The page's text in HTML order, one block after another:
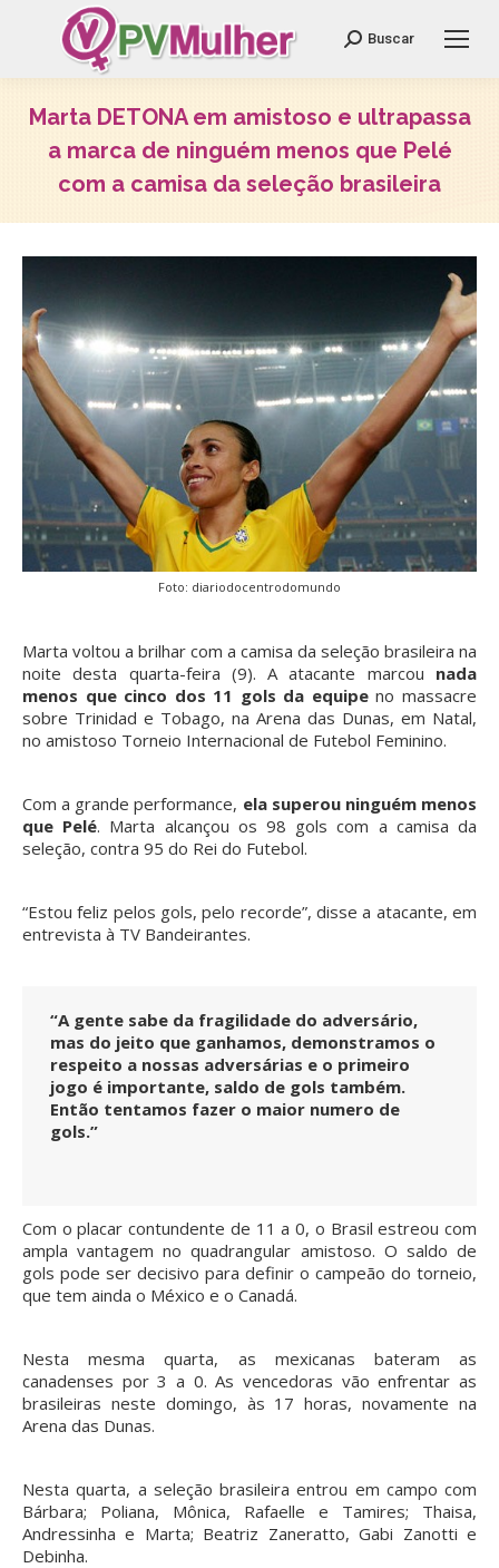
Search:
Buscar
Marta DETONA em amistoso e ultrapassa
a marca de ninguém menos que Pelé
com a camisa da seleção brasileira
Foto: diariodocentrodomundo
Marta voltou a brilhar com a camisa da seleção brasileira na
noite desta quarta-feira (9). A atacante marcou nada
menos que cinco dos 11 gols da equipeno massacre
sobre Trinidad e Tobago, na Arena das Dunas, em Natal,
no amistoso Torneio Internacional de Futebol Feminino.
Com a grande performance, ela superou ninguém menos
que Pelé. Marta alcançou os 98 gols com a camisa da
seleção, contra 95 do Rei do Futebol.
“Estou feliz pelos gols, pelo recorde”, disse a atacante, em
entrevista à TV Bandeirantes.
“A gente sabe da fragilidade do adversário,
mas do jeito que ganhamos, demonstramos o
respeito a nossas adversárias e o primeiro
jogo é importante, saldo de gols também.
Então tentamos fazer o maior numero de
gols.”
Com o placar contundente de 11 a 0, o Brasil estreou com
ampla vantagem no quadrangular amistoso. O saldo de
gols pode ser decisivo para definir o campeão do torneio,
que tem ainda o México e o Canadá.
Nesta mesma quarta, as mexicanas bateram as
canadenses por 3 a 0. As vencedoras vão enfrentar as
brasileiras neste domingo, às 17 horas, novamente na
Arena das Dunas.
Nesta quarta, a seleção brasileira entrou em campo com
Bárbara; Poliana, Mônica, Rafaelle e Tamires; Thaisa,
Andressinha e Marta; Beatriz Zaneratto, Gabi Zanotti e
Debinha.